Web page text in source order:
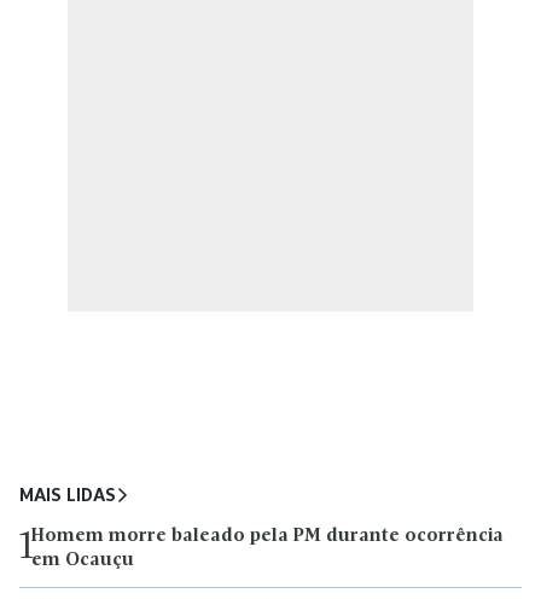
MAIS LIDAS
1Homem morre baleado pela PM durante ocorrência
em Ocauçu